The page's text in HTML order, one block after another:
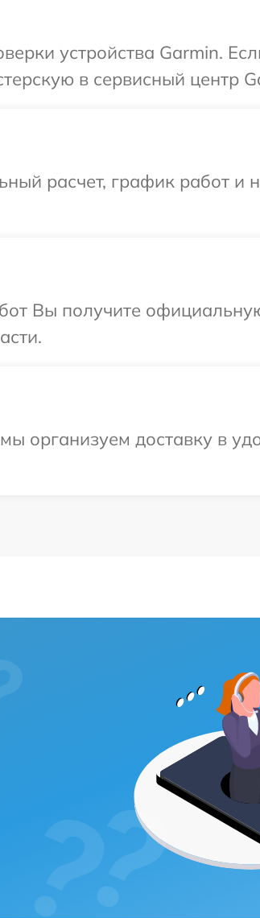
устройства Garmin.
в сервисный центр
расчет, график работ и
Вы получите
организуем доставку в